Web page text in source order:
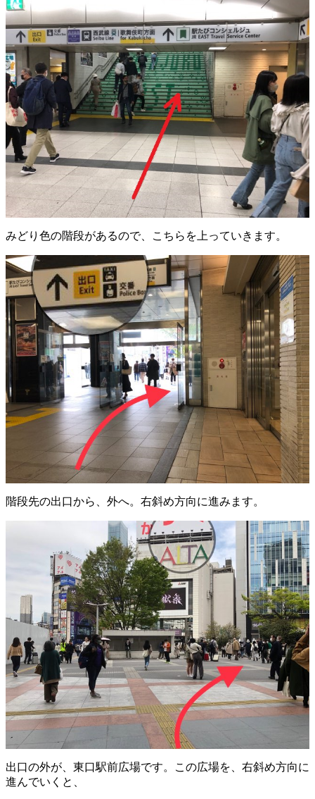
みどり色の階段があるので、こちらを上っていきます。
階段先の出口から、外へ。右斜め方向に進みます。
出口の外が、東口駅前広場です。この広場を、右斜め方向に
進んでいくと、